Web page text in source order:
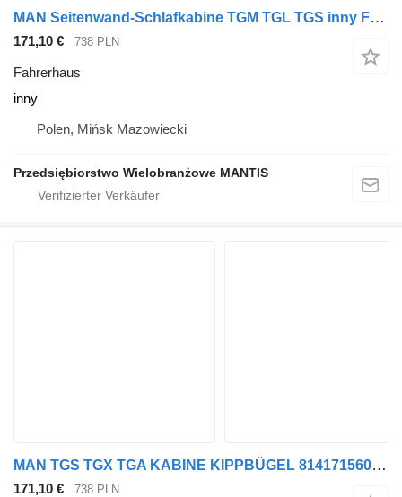
MAN Seitenwand-Schlafkabine TGM TGL TGS inny Fahrerhaus für Sattelzugmaschine
171,10 € 738 PLN
Fahrerhaus
inny
Polen, Mińsk Mazowiecki
Przedsiębiorstwo Wielobranżowe MANTIS
MAN TGS TGX TGA KABINE KIPPBÜGEL 81417156016 Fahrerhaus für Sattelzugmaschine
171,10 € 738 PLN